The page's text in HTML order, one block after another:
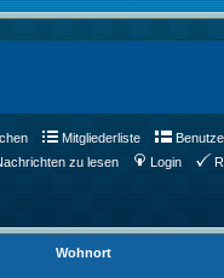
Mitgliederliste
zu lesen Login
Wohnort